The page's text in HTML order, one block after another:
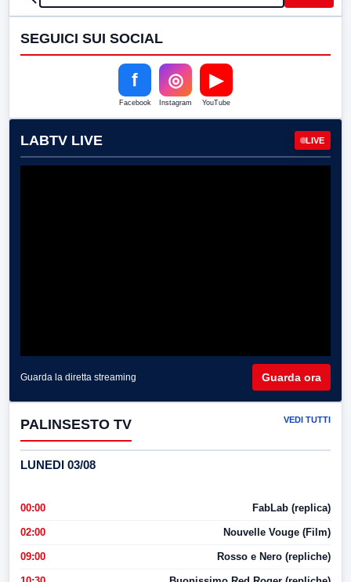
SEGUICI SUI SOCIAL
f
Facebook
◎
Instagram
▶
YouTube
LABTV LIVE LIVE
Guarda la diretta streaming Guarda ora
PALINSESTO TV VEDI TUTTI
LUNEDI 03/08
00:00 FabLab (replica)
02:00 Nouvelle Vouge (Film)
09:00 Rosso e Nero (repliche)